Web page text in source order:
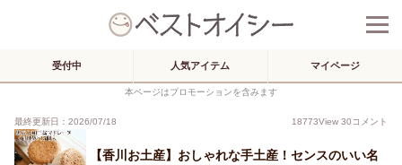
受付中 人気アイテム マイページ
本ページはプロモーションを含みます
最終更新日：2026/07/18 18773View 30コメント
【香川お土産】おしゃれな手土産！センスのいい名